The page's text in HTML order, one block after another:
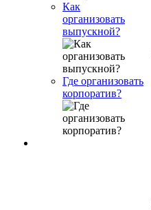
Как
организовать
выпускной?
Где организовать
корпоратив?